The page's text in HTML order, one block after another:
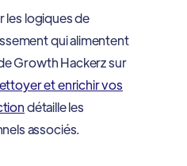
les logiques de
qui alimentent
Growth Hackerz sur
et enrichir vos
détaille les
associés.